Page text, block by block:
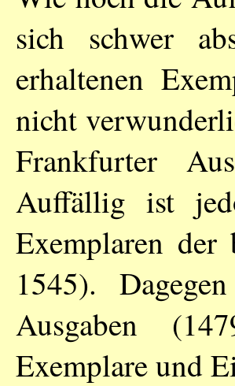
sich schwer
erhaltenen
nicht
Frankfurter
Auffällig ist
Exemplaren der
1545).
Ausgaben
Exemplare und